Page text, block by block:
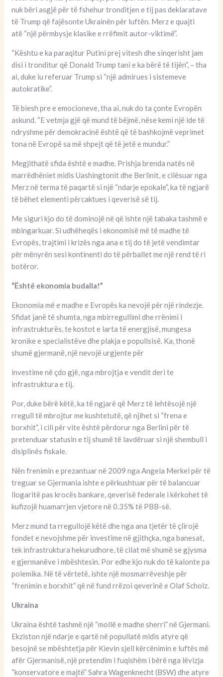
nuk bëri asgjë për të fshehur tronditjen e tij pas deklaratave
të Trump që fajësonte Ukrainën për luftën. Merz e quajti
atë “një përmbysje klasike e rrëfimit autor-viktimë”.
“Kështu e ka paraqitur Putini prej vitesh dhe sinqerisht jam
disi i tronditur që Donald Trump tani e ka bërë të tijën”, – tha
ai, duke iu referuar Trump si “një admirues i sistemeve
autokratike”.
Të biesh pre e emocioneve, tha ai, nuk do ta çonte Evropën
askund. “E vetmja gjë që mund të bëjmë, nëse kemi një ide të
ndryshme për demokracinë është që të bashkojmë veprimet
tona në Evropë sa më shpejt që të jetë e mundur.”
Megjithatë sfida është e madhe. Prishja brenda natës në
marrëdhëniet midis Uashingtonit dhe Berlinit, e cilësuar nga
Merz në terma të paqartë si një “ndarje epokale”, ka të ngjarë
të bëhet elementi përcaktues i qeverisë së tij.
Me siguri kjo do të dominojë në që ishte një tabaka tashmë e
mbingarkuar. Si udhëheqës i ekonomisë më të madhe të
Evropës, trajtimi i krizës nga ana e tij do të jetë vendimtar
për mënyrën sesi kontinenti do të përballet me një rend të ri
botëror.
“Është ekonomia budalla!”
Ekonomia më e madhe e Evropës ka nevojë për një rindezje.
Sfidat janë të shumta, nga mbirregullimi dhe rrënimi i
infrastrukturës, te kostot e larta të energjisë, mungesa
kronike e specialistëve dhe plakja e popullsisë. Ka, thonë
shumë gjermanë, një nevojë urgjente për
investime në çdo gjë, nga mbrojtja e vendit deri te
infrastruktura e tij.
Por, duke bërë këtë, ka të ngjarë që Merz të lehtësojë një
rregull të mbrojtur me kushtetutë, që njihet si “frena e
borxhit”, i cili për vite është përdorur nga Berlini për të
pretenduar statusin e tij shumë të lavdëruar si një shembull i
disiplinës fiskale.
Nën frenimin e prezantuar në 2009 nga Angela Merkel për të
treguar se Gjermania ishte e përkushtuar për të balancuar
llogaritë pas krocës bankare, qeverisë federale i kërkohet të
kufizojë huamarrjen vjetore në 0.35% të PBB-së.
Merz mund ta rregullojë këtë dhe nga ana tjetër të çlirojë
fondet e nevojshme për investime në gjithçka, nga banesat,
tek infrastruktura hekurudhore, të cilat më shumë se gjysma
e gjermanëve i mbështesin. Por edhe kjo nuk do të kalonte pa
polemika. Në të vërtetë, ishte një mosmarrëveshje për
“frenimin e borxhit” që në fund rrëzoi qeverinë e Olaf Scholz.
Ukraina
Ukraina është tashmë një “mollë e madhe sherri” në Gjermani.
Ekziston një ndarje e qartë në popullatë midis atyre që
besojnë se mbështetja për Kievin sjell kërcënimin e luftës më
afër Gjermanisë, një pretendim i fuqishëm i bërë nga lëvizja
“konservatore e majtë” Sahra Wagenknecht (BSW) dhe atyre